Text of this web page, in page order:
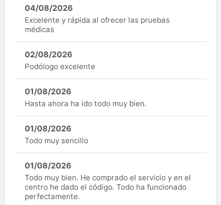
04/08/2026
Excelente y rápida al ofrecer las pruebas
médicas
02/08/2026
Podólogo excelente
01/08/2026
Hasta ahora ha ido todo muy bien.
01/08/2026
Todo muy sencillo
01/08/2026
Todo muy bien. He comprado el servicio y en el
centro he dado el código. Todo ha funcionado
perfectamente.